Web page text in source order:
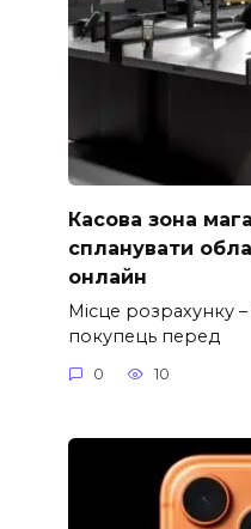
Касова зона
спланувати
онлайн
Місце розрахунку
покупець перед
0 10